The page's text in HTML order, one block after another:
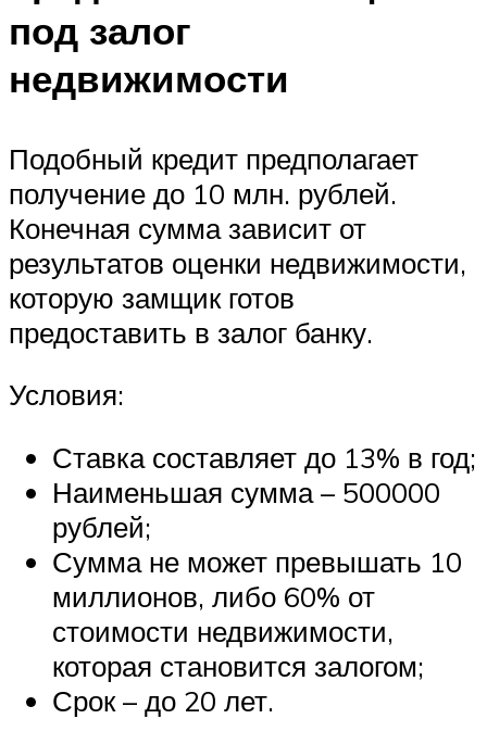
под залог
недвижимости
Подобный кредит предполагает
получение до 10 млн. рублей.
Конечная сумма зависит от
результатов оценки недвижимости,
которую замщик готов
предоставить в залог банку.
Условия:
Ставка составляет до 13% в год;
Наименьшая сумма – 500000
рублей;
Сумма не может превышать 10
миллионов, либо 60% от
стоимости недвижимости,
которая становится залогом;
Срок – до 20 лет.